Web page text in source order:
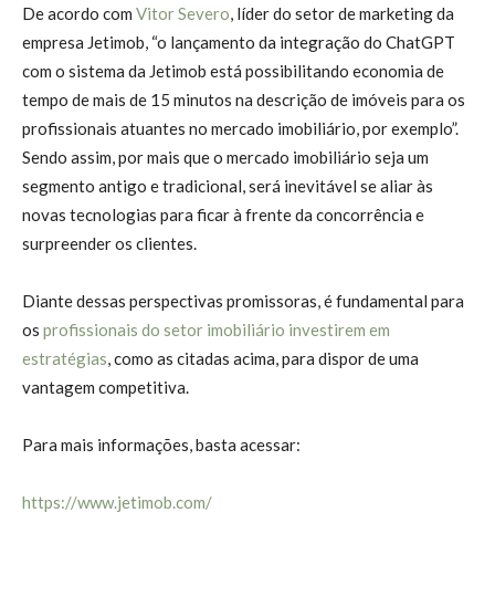
De acordo com Vitor Severo , líder do setor de marketing da
empresa Jetimob, “o lançamento da integração do ChatGPT
com o sistema da Jetimob está possibilitando economia de
tempo de mais de 15 minutos na descrição de imóveis para os
profissionais atuantes no mercado imobiliário, por exemplo”.
Sendo assim, por mais que o mercado imobiliário seja um
segmento antigo e tradicional, será inevitável se aliar às
novas tecnologias para ficar à frente da concorrência e
surpreender os clientes.
Diante dessas perspectivas promissoras, é fundamental para
os profissionais do setor imobiliário investirem em
estratégias , como as citadas acima, para dispor de uma
vantagem competitiva.
Para mais informações, basta acessar:
https://www.jetimob.com/